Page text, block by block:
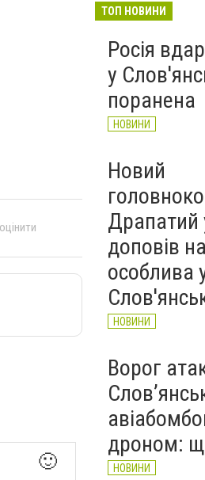
🙂
великої
ТОП НОВИНИ
Росія
у
поранена
НОВИНИ
Новий
Драпатий
доповів
особлива
НОВИНИ
Ворог
дроном:
НОВИНИ